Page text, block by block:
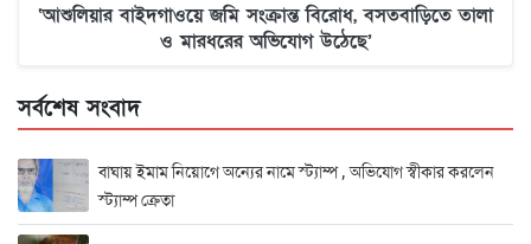
‘আশুলিয়ার বাইদগাওয়ে জমি সংক্রান্ত বিরোধ, বসতবাড়িতে তালা
ও মারধরের অভিযোগ উঠেছে’
সর্বশেষ সংবাদ
বাঘায় ইমাম নিয়োগে অন্যের নামে স্ট্যাম্প , অভিযোগ স্বীকার করলেন
স্ট্যাম্প ক্রেতা